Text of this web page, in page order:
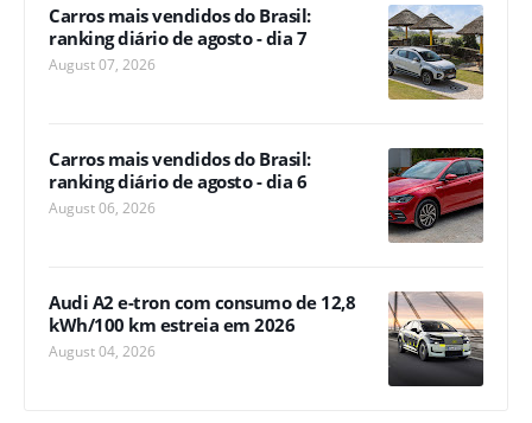
Carros mais vendidos do Brasil:
ranking diário de agosto - dia 7
August 07, 2026
Carros mais vendidos do Brasil:
ranking diário de agosto - dia 6
August 06, 2026
Audi A2 e-tron com consumo de 12,8
kWh/100 km estreia em 2026
August 04, 2026